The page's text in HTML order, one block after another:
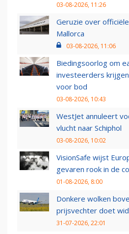
03-08-2026, 11:26
Geruzie over
Mallorca
03-08-2026, 11:06
Biedingsoorlog om
investeerders
voor bod
03-08-2026, 10:43
WestJet annuleert
vlucht naar Schiphol
03-08-2026, 10:02
VisionSafe wijst
gevaren rook in de
01-08-2026, 8:00
Donkere wolken
prijsvechter doet
31-07-2026, 22:01